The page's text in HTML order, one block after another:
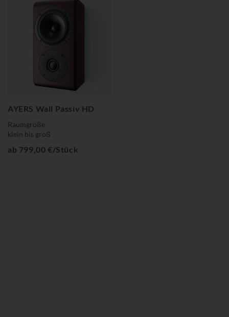
AYERS Wall Passiv HD
Raumgröße
klein bis groß
ab 799,00 €/Stück